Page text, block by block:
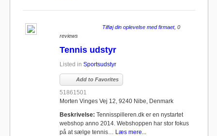
Tilføj din oplevelse med firmaet, 0
reviews
Tennis udstyr
Listed in Sportsudstyr
Add to Favorites
51861501
Morten Vinges Vej 12, 9240 Nibe, Denmark
Beskrivelse: Tennisspilleren.dk er en nystartet
webshop anno 2014. Webshoppen har stor fokus
på at sælge tennis… Læs mere...